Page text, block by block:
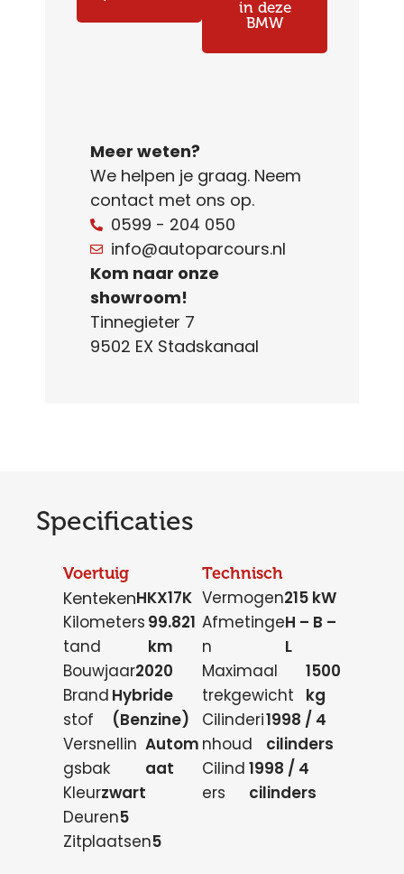
in deze
BMW
Meer weten?
We helpen je graag. Neem
contact met ons op.
0599 - 204 050
info@autoparcours.nl
Kom naar onze
showroom!
Tinnegieter 7
9502 EX Stadskanaal
Specificaties
Voertuig
KentekenHKX17K
Kilometers
tand
99.821
km
Bouwjaar2020
Brand
stof
Hybride
(Benzine)
Versnellin
gsbak
Autom
aat
Kleurzwart
Deuren5
Zitplaatsen5
Technisch
Vermogen215 kW
Afmetinge
n
H – B –
L
Maximaal
trekgewicht
1500
kg
Cilinderi
nhoud
1998 / 4
cilinders
Cilind
ers
1998 / 4
cilinders